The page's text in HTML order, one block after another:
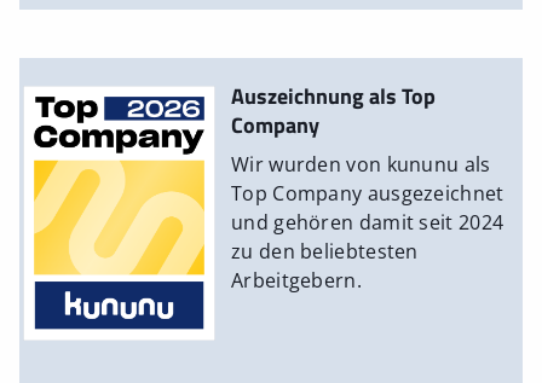
Auszeichnung als Top
Company
Wir wurden von kununu als
Top Company ausgezeichnet
und gehören damit seit 2024
zu den beliebtesten
Arbeitgebern.